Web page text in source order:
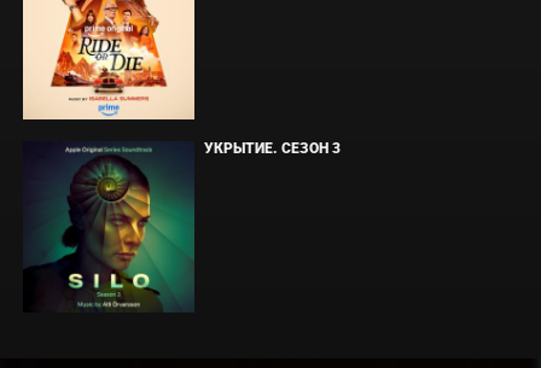
УКРЫТИЕ. СЕЗОН 3